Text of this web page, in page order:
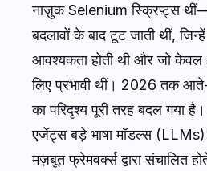
नाज़ुक Selenium स्क्रिप्ट्स
बदलावों के बाद टूट जाती थीं,
आवश्यकता होती थी और जो केवल
लिए प्रभावी थीं। 2026 तक
का परिदृश्य पूरी तरह बदल गया
एजेंट्स बड़े भाषा मॉडल्स
मज़बूत फ्रेमवर्क्स द्वारा संचालित